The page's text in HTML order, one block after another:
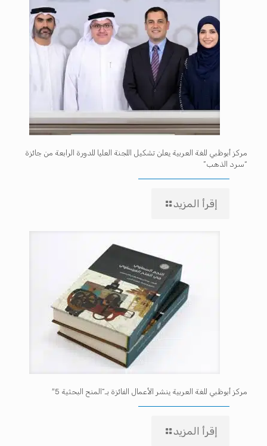
مركز أبوظبي للغة العربية يعلن تشكيل اللجنة العليا للدورة الرابعة من جائزة
“سرد الذهب”
إقرأ المزيد
مركز أبوظبي للغة العربية ينشر الأعمال الفائزة بـ”المنح البحثية 5″
إقرأ المزيد